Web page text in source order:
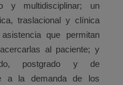
y multidisciplinar; un
traslacional y clínica
que permitan
al paciente; y
postgrado y de
a la demanda de los